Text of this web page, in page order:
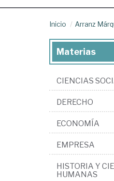
Inicio Arranz
Materias
CIENCIAS
DERECHO
ECONOMÍA
EMPRESA
HISTORIA Y
HUMANAS